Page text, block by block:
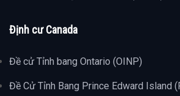
Định cư Canada
Đề cử Tỉnh bang Ontario (OINP)
Đề Cử Tỉnh Bang Prince Edward Island